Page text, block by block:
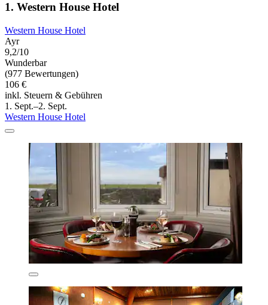
1. Western House Hotel
Western House Hotel
Ayr
9,2/10
Wunderbar
(977 Bewertungen)
106 €
inkl. Steuern & Gebühren
1. Sept.–2. Sept.
Western House Hotel